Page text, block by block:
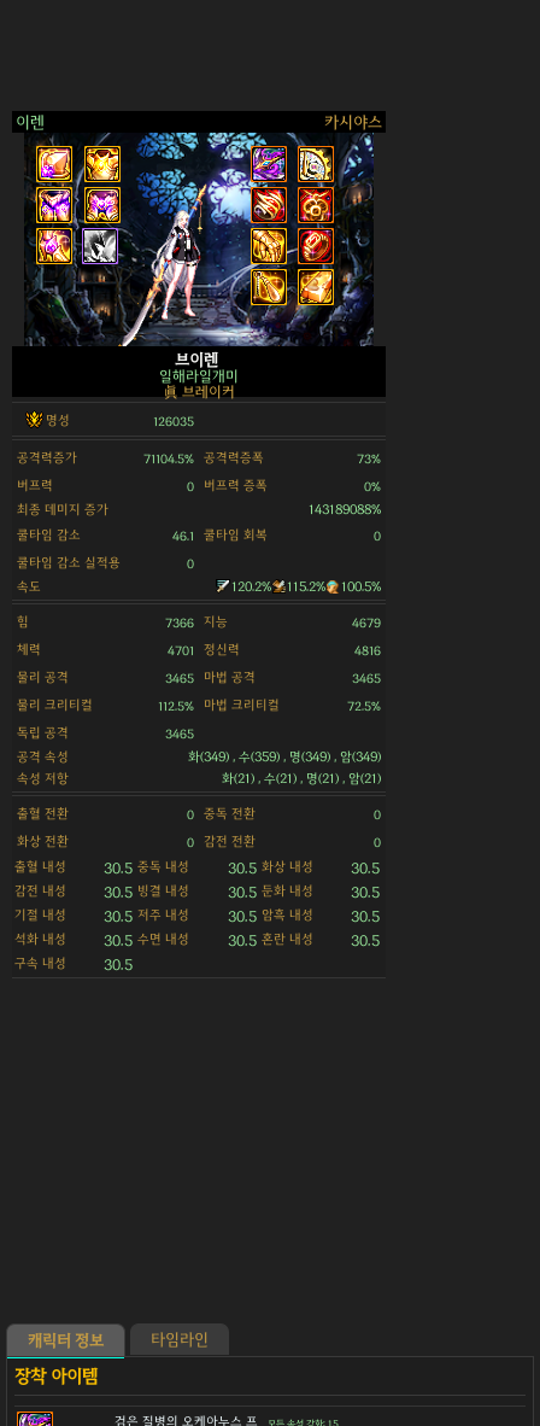
이렌 카시야스
>
브이렌
일해라일개미
眞 브레이커
명성 126035
공격력증가 71104.5% 공격력증폭 73%
버프력 0 버프력 증폭 0%
최종 데미지 증가
143189088%
쿨타임 감소
46.1 쿨타임 회복 0
쿨타임 감소 실적용 0
속도 120.2% 115.2% 100.5%
힘 7366 지능 4679
체력 4701 정신력 4816
물리 공격 3465 마법 공격 3465
물리 크리티컬 112.5% 마법 크리티컬 72.5%
독립 공격 3465
공격 속성
화(349) , 수(359) , 명(349) , 암(349)
속성 저항
화(21) , 수(21) , 명(21) , 암(21)
출혈 전환 0 중독 전환 0
화상 전환 0 감전 전환 0
출혈 내성 30.5 중독 내성 30.5 화상 내성 30.5
감전 내성 30.5 빙결 내성 30.5 둔화 내성 30.5
기절 내성 30.5 저주 내성 30.5 암흑 내성 30.5
석화 내성 30.5 수면 내성 30.5 혼란 내성 30.5
구속 내성 30.5
캐릭터 정보 타임라인
검은 질병의 오케아누스 프
모든 속성 강화: 15